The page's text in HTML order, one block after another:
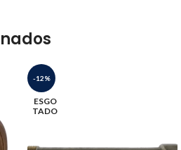
-12%
ESGO
TADO